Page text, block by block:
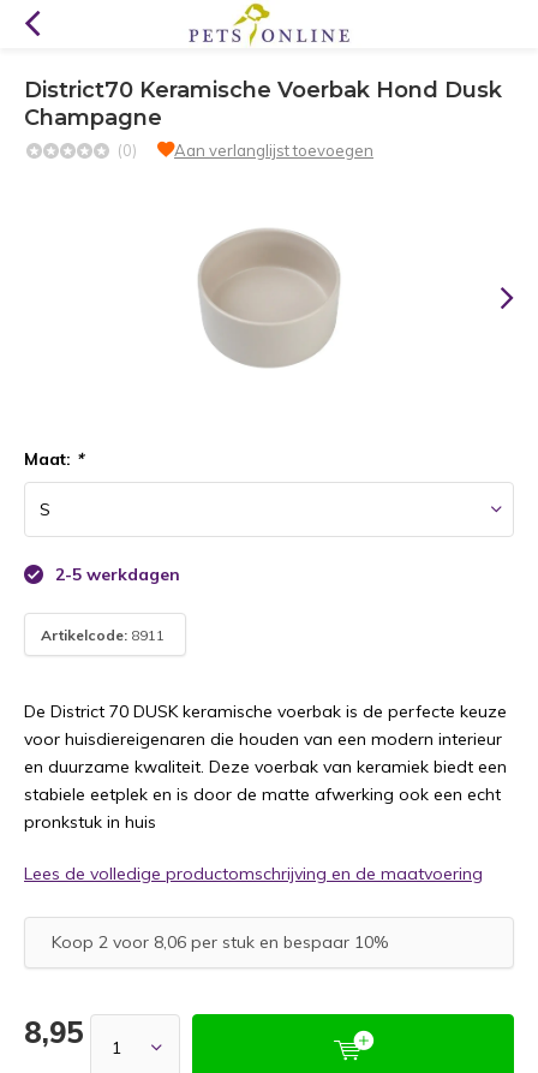
District70 Keramische Voerbak Hond Dusk
Champagne
(0) Aan verlanglijst toevoegen
Maat: *
2-5 werkdagen
Artikelcode: 8911
De District 70 DUSK keramische voerbak is de perfecte keuze
voor huisdiereigenaren die houden van een modern interieur
en duurzame kwaliteit. Deze voerbak van keramiek biedt een
stabiele eetplek en is door de matte afwerking ook een echt
pronkstuk in huis
Lees de volledige productomschrijving en de maatvoering
Koop 2 voor 8,06 per stuk en bespaar 10%
8,95